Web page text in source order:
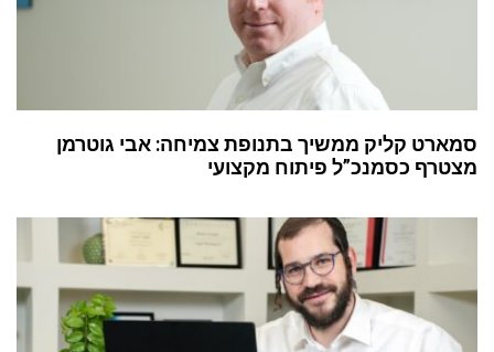
סמארט קליק ממשיך בתנופת צמיחה: אבי גוטרמן
מצטרף כסמנכ”ל פיתוח מקצועי